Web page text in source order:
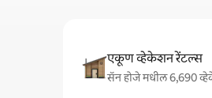
एकूण व्हेकेशन रेंटल्स
सॅन होजे मधील 6,690